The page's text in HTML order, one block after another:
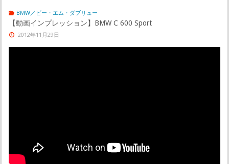
BMW／ビー・エム・ダブリュー
【動画インプレッション】BMW C 600 Sport
2012年11月29日